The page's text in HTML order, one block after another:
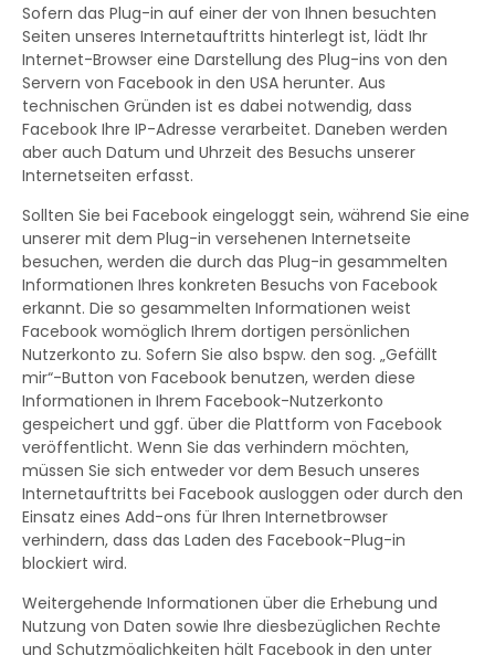
Sofern das Plug-in auf einer der von Ihnen besuchten
Seiten unseres Internetauftritts hinterlegt ist, lädt Ihr
Internet-Browser eine Darstellung des Plug-ins von den
Servern von Facebook in den USA herunter. Aus
technischen Gründen ist es dabei notwendig, dass
Facebook Ihre IP-Adresse verarbeitet. Daneben werden
aber auch Datum und Uhrzeit des Besuchs unserer
Internetseiten erfasst.
Sollten Sie bei Facebook eingeloggt sein, während Sie eine
unserer mit dem Plug-in versehenen Internetseite
besuchen, werden die durch das Plug-in gesammelten
Informationen Ihres konkreten Besuchs von Facebook
erkannt. Die so gesammelten Informationen weist
Facebook womöglich Ihrem dortigen persönlichen
Nutzerkonto zu. Sofern Sie also bspw. den sog. „Gefällt
mir“-Button von Facebook benutzen, werden diese
Informationen in Ihrem Facebook-Nutzerkonto
gespeichert und ggf. über die Plattform von Facebook
veröffentlicht. Wenn Sie das verhindern möchten,
müssen Sie sich entweder vor dem Besuch unseres
Internetauftritts bei Facebook ausloggen oder durch den
Einsatz eines Add-ons für Ihren Internetbrowser
verhindern, dass das Laden des Facebook-Plug-in
blockiert wird.
Weitergehende Informationen über die Erhebung und
Nutzung von Daten sowie Ihre diesbezüglichen Rechte
und Schutzmöglichkeiten hält Facebook in den unter